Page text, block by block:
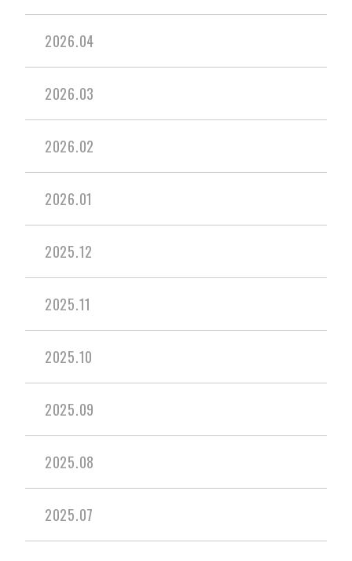
2026.04
2026.03
2026.02
2026.01
2025.12
2025.11
2025.10
2025.09
2025.08
2025.07